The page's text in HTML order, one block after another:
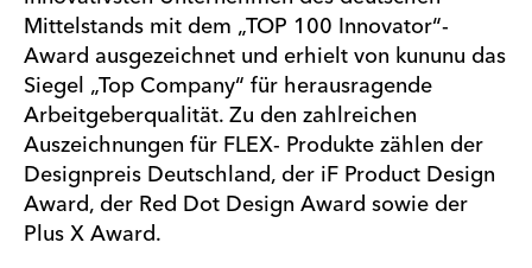
Mittelstands mit dem „TOP 100 Innovator“-
Award ausgezeichnet und erhielt von kununu das
Siegel „Top Company“ für herausragende
Arbeitgeberqualität. Zu den zahlreichen
Auszeichnungen für FLEX- Produkte zählen der
Designpreis Deutschland, der iF Product Design
Award, der Red Dot Design Award sowie der
Plus X Award.